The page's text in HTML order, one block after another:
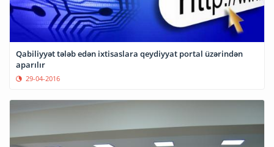
Qabiliyyət tələb edən ixtisaslara qeydiyyat portal üzərindən
aparılır
29-04-2016